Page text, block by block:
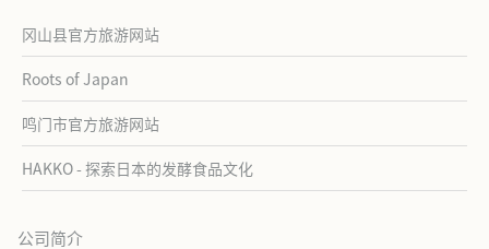
冈山县官方旅游网站
Roots of Japan
鸣门市官方旅游网站
HAKKO - 探索日本的发酵食品文化
公司简介